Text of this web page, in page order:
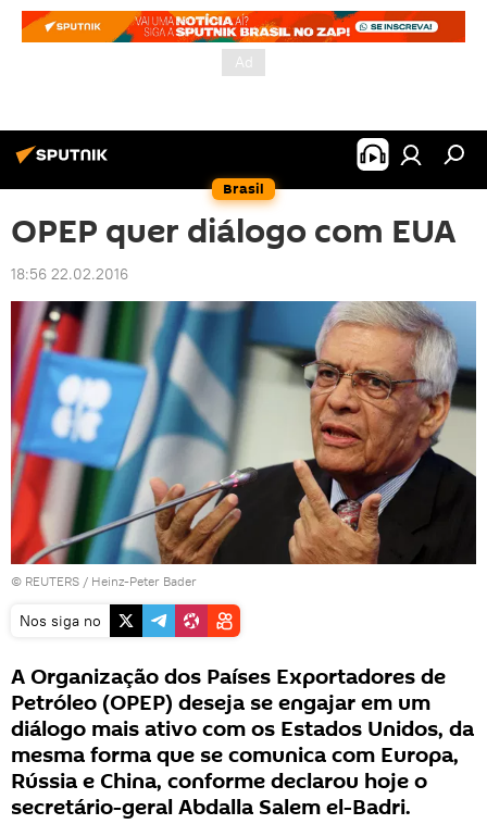
Brasil
OPEP quer diálogo com EUA
18:56 22.02.2016
© REUTERS / Heinz-Peter Bader
Nos siga no
A Organização dos Países Exportadores de
Petróleo (OPEP) deseja se engajar em um
diálogo mais ativo com os Estados Unidos, da
mesma forma que se comunica com Europa,
Rússia e China, conforme declarou hoje o
secretário-geral Abdalla Salem el-Badri.